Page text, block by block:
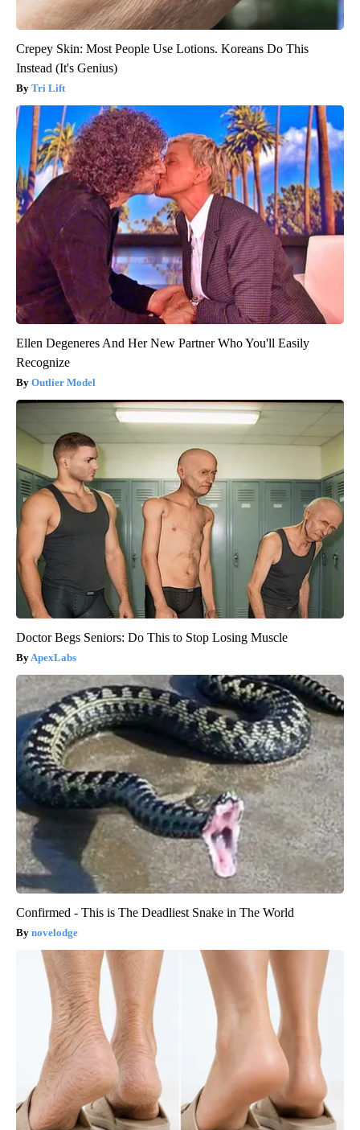
Crepey Skin: Most People Use Lotions. Koreans Do This
Instead (It's Genius)
Tri Lift
Ellen Degeneres And Her New Partner Who You'll Easily
Recognize
Outlier Model
Doctor Begs Seniors: Do This to Stop Losing Muscle
ApexLabs
Confirmed - This is The Deadliest Snake in The World
novelodge